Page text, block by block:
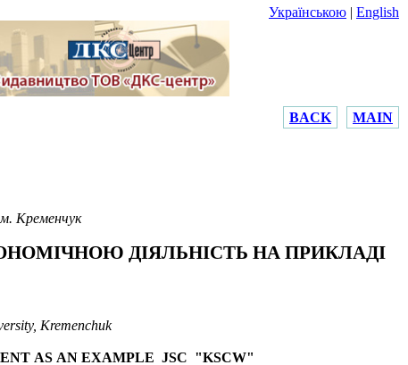
Українською | English
BACK MAIN
Кременчук
ДІЯЛЬНІСТЬ НА ПРИКЛАДІ
Kremenchuk
AS AN EXAMPLE JSC "KSCW"